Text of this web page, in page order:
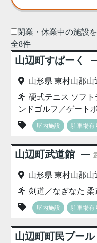
閉業・休業中の施設
全8件
山辺町すぱーく
山形県 東村山郡山
硬式テニス ソフ
ンドゴルフ／ゲート
屋内施設 駐車場有
山辺町武道館
山形県 東村山郡山
剣道／なぎなた 柔
屋内施設 駐車場有
山辺町町民プール